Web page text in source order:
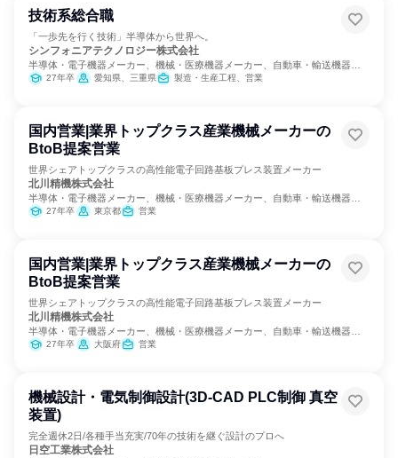
技術系総合職
「一歩先を行く技術」半導体から世界へ。
シンフォニアテクノロジー株式会社
半導体・電子機器メーカー、機械・医療機器メーカー、自動車・輸送機器メ
ーカー27年卒 愛知県、三重県 製造・生産工程、営業
国内営業|業界トップクラス産業機械メーカーの
BtoB提案営業
世界シェアトップクラスの高性能電子回路基板プレス装置メーカー
北川精機株式会社
半導体・電子機器メーカー、機械・医療機器メーカー、自動車・輸送機器メ
ーカー27年卒 東京都 営業
国内営業|業界トップクラス産業機械メーカーの
BtoB提案営業
世界シェアトップクラスの高性能電子回路基板プレス装置メーカー
北川精機株式会社
半導体・電子機器メーカー、機械・医療機器メーカー、自動車・輸送機器メ
ーカー27年卒 大阪府 営業
機械設計・電気制御設計(3D-CAD PLC制御 真空
装置)
完全週休2日/各種手当充実/70年の技術を継ぐ設計のプロへ
日空工業株式会社